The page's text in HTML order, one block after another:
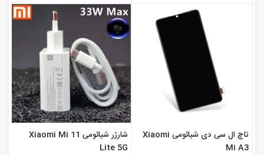
تاچ ال سی دی شیائومی Xiaomi
Mi A3
شارژر شیائومی Xiaomi Mi 11
Lite 5G